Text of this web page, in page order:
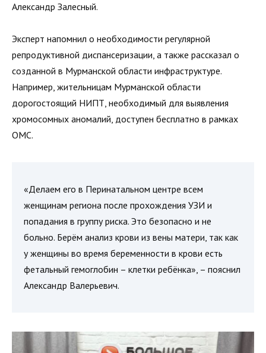
Александр Залесный.
Эксперт напомнил о необходимости регулярной
репродуктивной диспансеризации, а также рассказал о
созданной в Мурманской области инфраструктуре.
Например, жительницам Мурманской области
дорогостоящий НИПТ, необходимый для выявления
хромосомных аномалий, доступен бесплатно в рамках
ОМС.
«Делаем его в Перинатальном центре всем
женщинам региона после прохождения УЗИ и
попадания в группу риска. Это безопасно и не
больно. Берём анализ крови из вены матери, так как
у женщины во время беременности в крови есть
фетальный гемоглобин – клетки ребёнка», – пояснил
Александр Валерьевич.